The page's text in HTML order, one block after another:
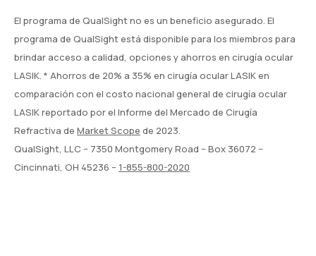
El programa de QualSight no es un beneficio asegurado. El
programa de QualSight está disponible para los miembros para
brindar acceso a calidad, opciones y ahorros en cirugía ocular
LASIK. * Ahorros de 20% a 35% en cirugía ocular LASIK en
comparación con el costo nacional general de cirugía ocular
LASIK reportado por el Informe del Mercado de Cirugía
Refractiva de Market Scope de 2023.
QualSight, LLC – 7350 Montgomery Road – Box 36072 –
Cincinnati, OH 45236 –1-855-800-2020